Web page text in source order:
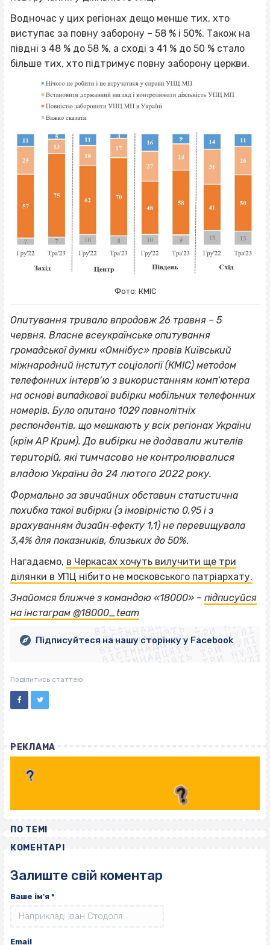
Водночас у цих регіонах дещо менше тих, хто
виступає за повну заборону – 58 % і 50%. Також на
півдні з 48 % до 58 %, а сході з 41 % до 50 % стало
більше тих, хто підтримує повну заборону церкви.
Фото: КМІС
Опитування тривало впродовж 26 травня – 5
червня. Власне всеукраїнське опитування
громадської думки «Омнібус» провів Київський
міжнародний інститут соціології (КМІС) методом
телефонних інтерв’ю з використанням комп’ютера
на основі випадкової вибірки мобільних телефонних
номерів. Було опитано 1029 повнолітніх
респондентів, що мешкають у всіх регіонах України
(крім АР Крим). До вибірки не додавали жителів
територій, які тимчасово не контролювалися
владою України до 24 лютого 2022 року.
Формально за звичайних обставин статистична
похибка такої вибірки (з імовірністю 0,95 і з
врахуванням дизайн‐ефекту 1,1) не перевищувала
3,4% для показників, близьких до 50%.
Нагадаємо, в Черкасах хочуть вилучити ще три
ділянки в УПЦ нібито не московського патріархату.
Знайомся ближче з командою «18000» – підписуйся
на інстаграм @18000_teamВІСІМНАДЦЯТЬ ТРИ НУЛІ
ВІСІМНАДЦЯТЬ ТРИ НУЛІ
ВІСІМНАДЦЯТЬ ТРИ НУЛІ
ВІСІМНАДЦЯТЬ ТРИ НУЛІ
ВІСІМНАДЦЯТЬ ТРИ НУЛІ
ВІСІМНАДЦЯТЬ ТРИ НУЛІ
ВІСІМНАДЦЯТЬ ТРИ НУЛІ
ВІСІМНАДЦЯТЬ ТРИ НУЛІ
Підписуйтеся на нашу сторінку у Facebook
Поділитись статтею
РЕКЛАМА
ПО ТЕМІ
КОМЕНТАРІ
Залиште свій коментар
Ваше ім'я *
Email